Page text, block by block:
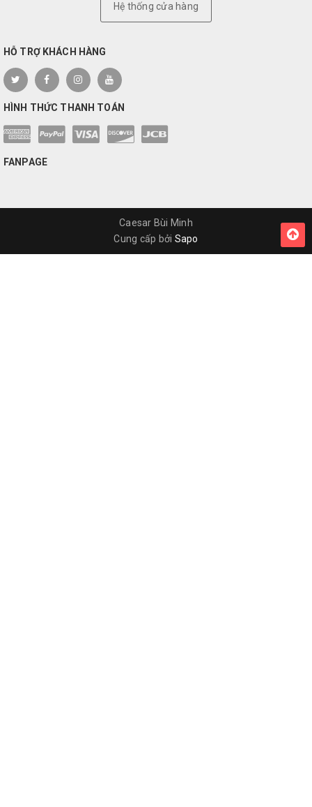
Hệ thống cửa hàng
HỖ TRỢ KHÁCH HÀNG
HÌNH THỨC THANH TOÁN
FANPAGE
Caesar Bùi Minh
Cung cấp bởi Sapo